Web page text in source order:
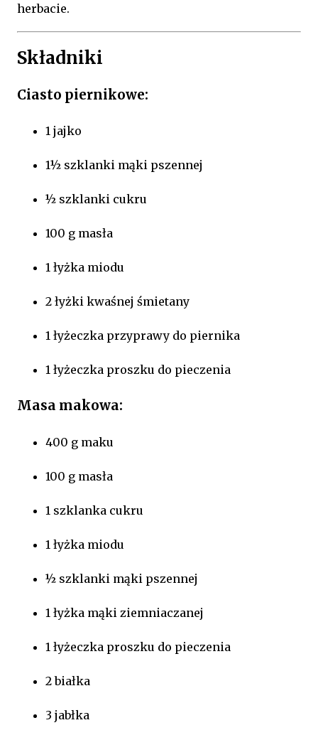
herbacie.
Składniki
Ciasto piernikowe:
1 jajko
1½ szklanki mąki pszennej
½ szklanki cukru
100 g masła
1 łyżka miodu
2 łyżki kwaśnej śmietany
1 łyżeczka przyprawy do piernika
1 łyżeczka proszku do pieczenia
Masa makowa:
400 g maku
100 g masła
1 szklanka cukru
1 łyżka miodu
½ szklanki mąki pszennej
1 łyżka mąki ziemniaczanej
1 łyżeczka proszku do pieczenia
2 białka
3 jabłka